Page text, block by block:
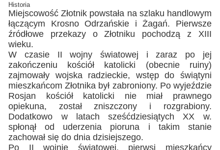
Historia
Miejscowość Złotnik powstała na szlaku handlowym
łączącym Krosno Odrzańskie i Żagań. Pierwsze
źródłowe przekazy o Złotniku pochodzą z XIII
wieku.
W czasie II wojny światowej i zaraz po jej
zakończeniu kościół katolicki (obecnie ruiny)
zajmowały wojska radzieckie, wstęp do świątyni
mieszkańcom Złotnika był zabroniony. Po wyjeździe
Rosjan kościół katolicki nie miał prawnego
opiekuna, został zniszczony i rozgrabiony.
Dodatkowo w latach sześćdziesiątych XX w.
spłonął od uderzenia pioruna i takim stanie
zachował się do dnia dzisiejszego.
Po II wojnie światowej, pierwsi mieszkańcy